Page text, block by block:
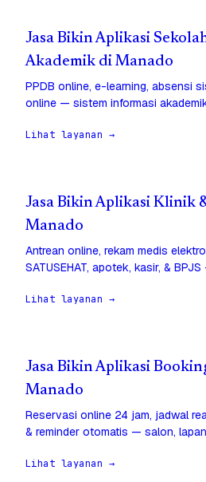
Jasa Bikin Aplikasi
Akademik di Manado
PPDB online, e-learning, absensi
online — sistem informasi
Lihat layanan →
Jasa Bikin Aplikasi Klinik
Manado
Antrean online, rekam medis
SATUSEHAT, apotek, kasir, &
Lihat layanan →
Jasa Bikin Aplikasi
Manado
Reservasi online 24 jam, jadwal
& reminder otomatis — salon,
Lihat layanan →